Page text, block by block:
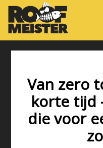
Van zero
korte tijd
die voor